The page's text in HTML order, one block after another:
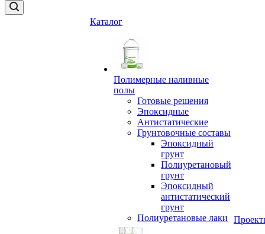
Каталог
Полимерные наливные
полы
Готовые решения
Эпоксидные
Антистатические
Грунтовочные составы
Эпоксидный
грунт
Полиуретановый
грунт
Эпоксидный
антистатический
грунт
Полиуретановые лаки